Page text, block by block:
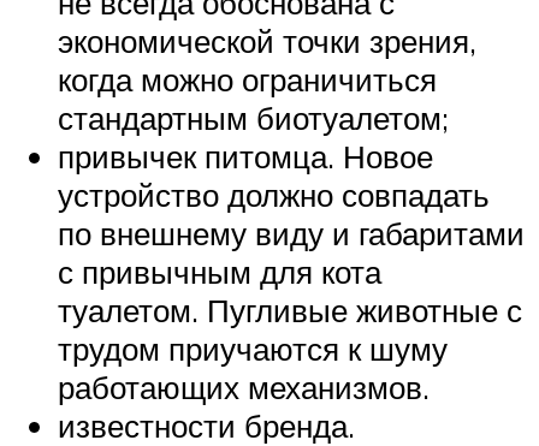
экономической точки зрения,
когда можно ограничиться
стандартным биотуалетом;
привычек питомца. Новое
устройство должно совпадать
по внешнему виду и габаритами
с привычным для кота
туалетом. Пугливые животные с
трудом приучаются к шуму
работающих механизмов.
известности бренда.